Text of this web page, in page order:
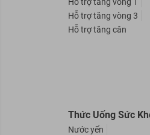
Hỗ trợ tăng vòng 1
Hỗ trợ tăng vòng 3
Hỗ trợ tăng cân
Thức Uống Sức
Nước yến